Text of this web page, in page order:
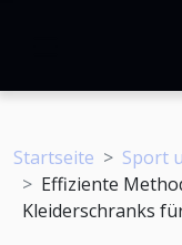
Startseite
Sport
Effiziente
Kleiderschranks